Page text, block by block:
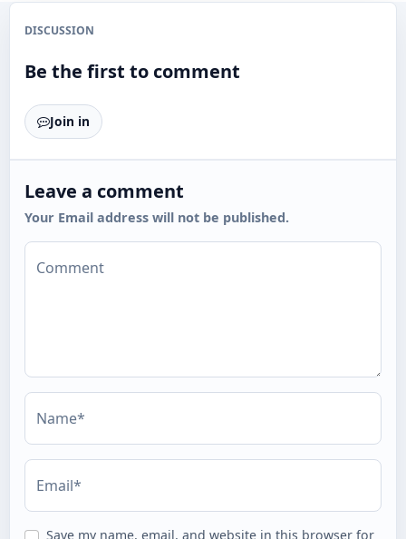
DISCUSSION
Be the first to comment
Join in
Leave a comment
Your Email address will not be published.
Comment
Name*
Email*
Save my name, email, and website in this browser for